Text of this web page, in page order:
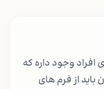
وجود داره که
از فرم های